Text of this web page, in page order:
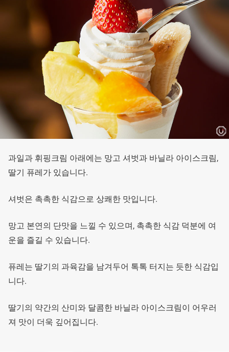
과일과 휘핑크림 아래에는 망고 셔벗과 바닐라 아이스크림,
딸기 퓨레가 있습니다.
셔벗은 촉촉한 식감으로 상쾌한 맛입니다.
망고 본연의 단맛을 느낄 수 있으며, 촉촉한 식감 덕분에 여
운을 즐길 수 있습니다.
퓨레는 딸기의 과육감을 남겨두어 톡톡 터지는 듯한 식감입
니다.
딸기의 약간의 산미와 달콤한 바닐라 아이스크림이 어우러
져 맛이 더욱 깊어집니다.